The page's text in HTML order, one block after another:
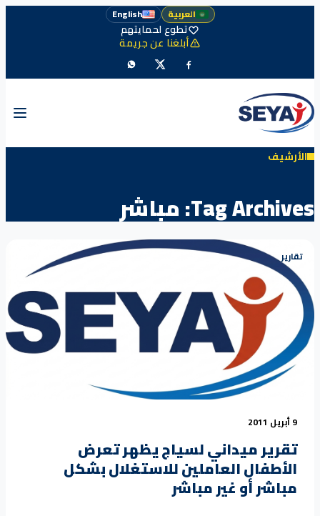
العربية English
تطوع لحمايتهم
أبلغنا عن جريمة
الأرشيف
Tag Archives: مباشر
تقارير
9 أبريل 2011
تقرير ميداني لسياج يظهر تعرض
الأطفال العاملين للاستغلال بشكل
مباشر أو غير مباشر